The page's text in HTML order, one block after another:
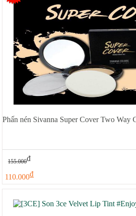
Phấn nén Sivanna Super Cover Two Way
155.000đ
110.000đ